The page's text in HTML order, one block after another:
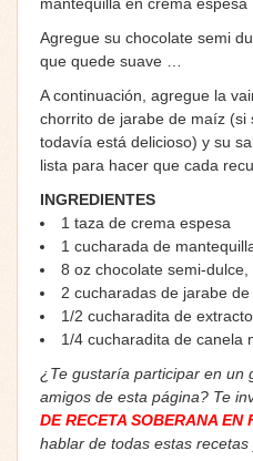
Agregue su chocolate semi
que quede suave …
A continuación, agregue la
chorrito de jarabe de maíz (si
todavía está delicioso) y su
lista para hacer que cada
INGREDIENTES
1 taza de crema espesa
1 cucharada de
8 oz chocolate semi-dulce,
2 cucharadas de jarabe
1/2 cucharadita de
1/4 cucharadita de canela
¿Te gustaría participar en un
amigos de esta página? Te
DE RECETA SOBERANA EN
hablar de todas estas recetas